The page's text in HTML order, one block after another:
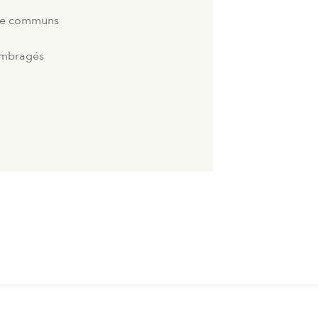
communs